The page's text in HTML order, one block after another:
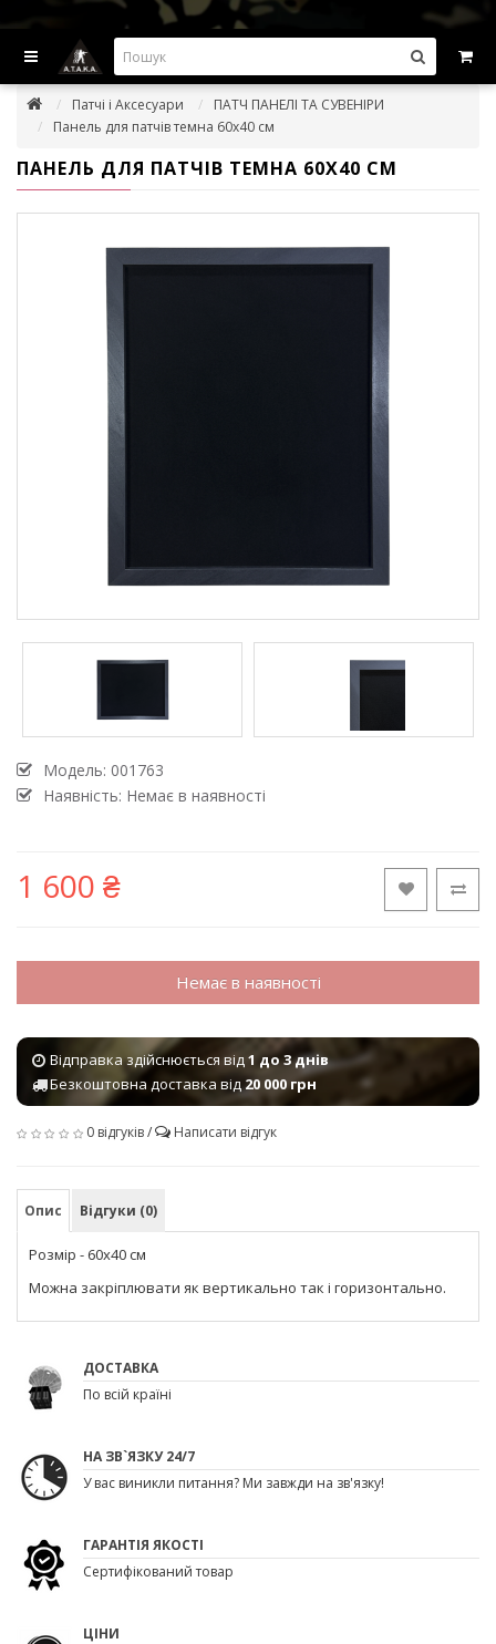
ВИГІДНІ ПРОПОЗИЦІІ — ЗНИЖКИ ДО -45%
Патчі і Аксесуари
ПАТЧ ПАНЕЛІ ТА СУВЕНІРИ
Панель для патчів темна 60х40 см
ПАНЕЛЬ ДЛЯ ПАТЧІВ ТЕМНА 60Х40 СМ
Модель: 001763
Наявність: Немає в наявності
1 600 ₴
Немає в наявності
Відправка здійснюється від1 до 3 днів
Безкоштовна доставка від20 000 грн
0 відгуків/ Написати відгук
Опис Відгуки (0)
Розмір - 60х40 см
Можна закріплювати як вертикально так і горизонтально.
ДОСТАВКА
По всій країні
НА ЗВ`ЯЗКУ 24/7
У вас виникли питання? Ми завжди на зв'язку!
ГАРАНТІЯ ЯКОСТІ
Сертифікований товар
ЦІНИ